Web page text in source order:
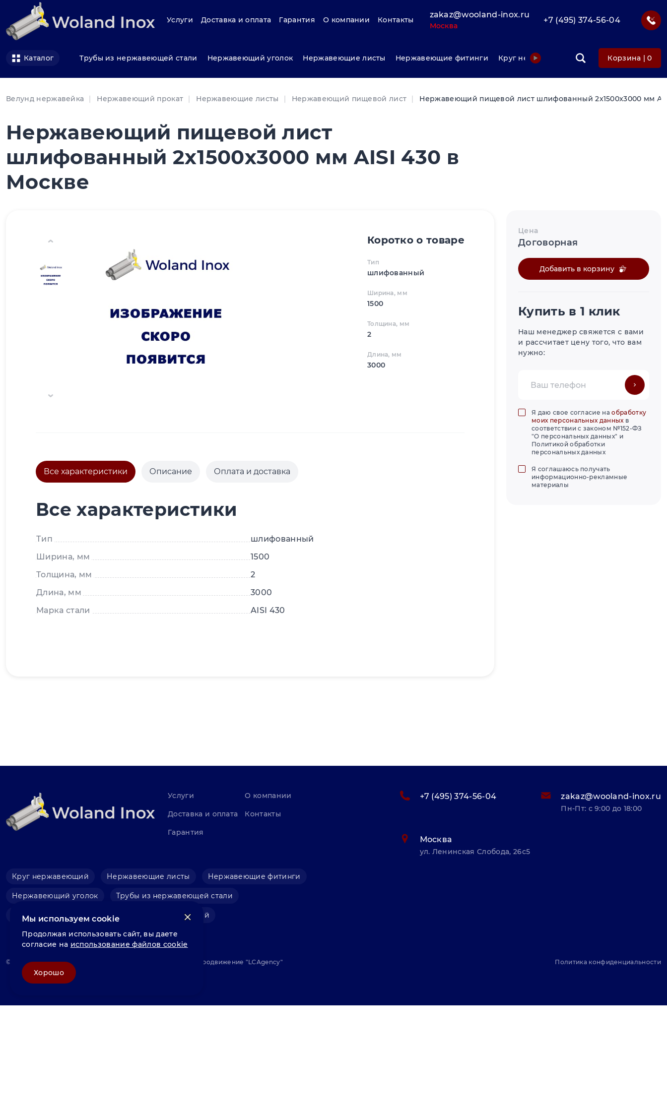
Услуги Доставка и оплата Гарантия О компании Контакты
zakaz@wooland-inox.ru
Москва
+7 (495) 374-56-04
Каталог Трубы из нержавеющей стали Нержавеющий уголок Нержавеющие листы Нержавеющие фитинги Круг нержавеющий ФольгаКорзина |0
Велунд нержавейка Нержавеющий прокат Нержавеющие листы Нержавеющий пищевой лист Нержавеющий пищевой лист шлифованный 2x1500x3000 мм
Нержавеющий пищевой лист
шлифованный 2x1500x3000 мм AISI 430 в
Москве
Коротко о товаре
Тип
шлифованный
Ширина, мм
1500
Толщина, мм
2
Длина, мм
3000
Все характеристики Описание Оплата и доставка
Все характеристики
Тип
шлифованный
Ширина, мм
1500
Толщина, мм
2
Длина, мм
3000
Марка стали
AISI 430
Цена
Договорная
Добавить в корзину
Купить в 1 клик
Наш менеджер свяжется с вами
и рассчитает цену того, что вам
нужно:
Я даю свое согласие наобработку
моих персональных данныхв
соответствии с законом №152-ФЗ
"О персональных данных" и
Политикой обработки
персональных данных
Я соглашаюсь получать
информационно-рекламные
материалы
Услуги
Доставка и оплата
Гарантия
О компании
Контакты
Круг нержавеющий Нержавеющие листы Нержавеющие фитинги
Нержавеющий уголок Трубы из нержавеющей стали
Фольга нержавеющая Швеллер нержавеющий
+7 (495) 374-56-04 zakaz@wooland-inox.ru
Пн-Пт: с 9:00 до 18:00
Москва
ул. Ленинская Слобода, 26с5
© «Велунд нержавейка» 2025, Разработка и комплексное продвижение "LCAgency" Политика конфиденциальности
Мы используем cookie
Продолжая использовать сайт, вы даете
согласие на использование файлов cookie
Хорошо